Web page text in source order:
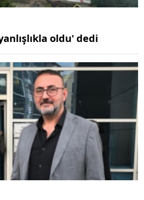
oldu' dedi